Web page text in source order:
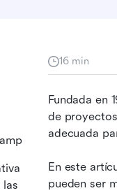
16 min
Fundada en
de
adecuada
En este
pueden ser
las